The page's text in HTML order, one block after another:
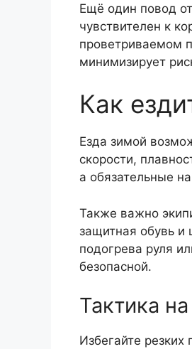
Ещё один повод
чувствителен к
проветриваемом
минимизирует
Как
Езда зимой
скорости,
а обязательные
Также важно
защитная обувь
подогрева руля
безопасной.
Тактика
Избегайте